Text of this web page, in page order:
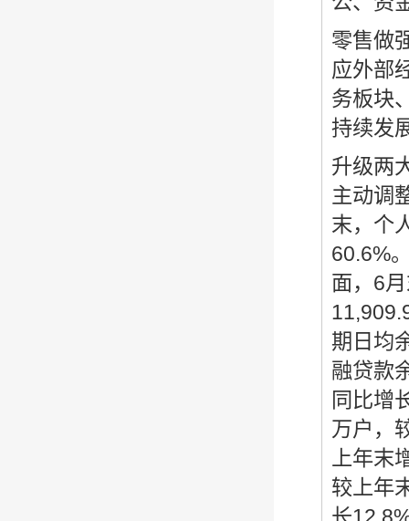
零售做
应外部
务板块
持续发
升级两
主动调
末，个
60.6%
面，6
期日均
融贷款
同比增
万户，
上年末
较上年